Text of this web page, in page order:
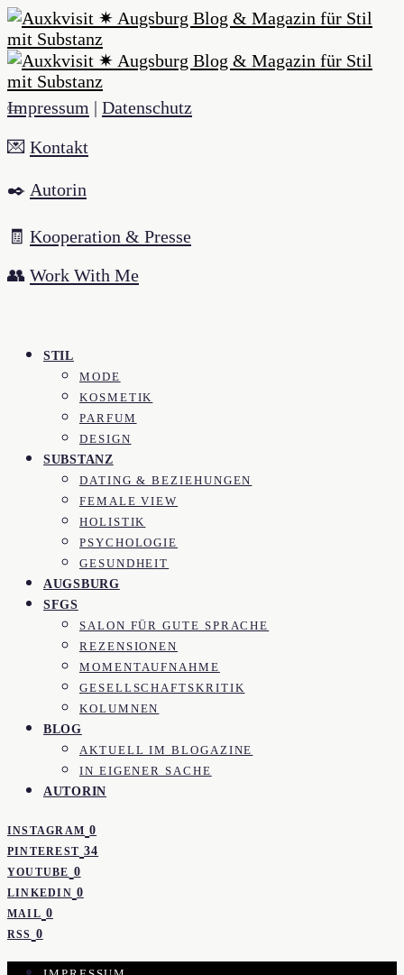
Impressum | Datenschutz
💌 Kontakt
✒️ Autorin
🧾 Kooperation & Presse
👥 Work With Me
STIL
MODE
KOSMETIK
PARFUM
DESIGN
SUBSTANZ
DATING & BEZIEHUNGEN
FEMALE VIEW
HOLISTIK
PSYCHOLOGIE
GESUNDHEIT
AUGSBURG
SFGS
SALON FÜR GUTE SPRACHE
REZENSIONEN
MOMENTAUFNAHME
GESELLSCHAFTSKRITIK
KOLUMNEN
BLOG
AKTUELL IM BLOGAZINE
IN EIGENER SACHE
AUTORIN
INSTAGRAM 0
PINTEREST 34
YOUTUBE 0
LINKEDIN 0
MAIL 0
RSS 0